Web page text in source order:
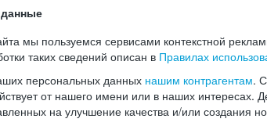
мы пользуемся сервисами контекстной
таких сведений описан в Правилах
персональных данных нашим контрагентам.
от нашего имени или в наших
на улучшение качества и/или создания